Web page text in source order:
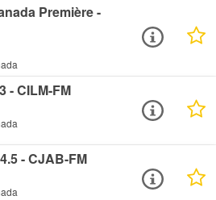
Première -
- CILM-FM
- CJAB-FM